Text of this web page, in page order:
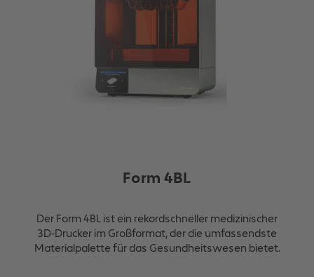
Form 4BL
Der Form 4BL ist ein rekordschneller medizinischer
3D-Drucker im Großformat, der die umfassendste
Materialpalette für das Gesundheitswesen bietet.